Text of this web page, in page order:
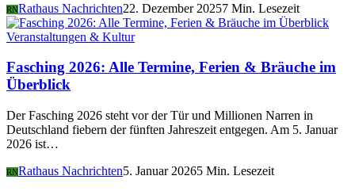
RNRathaus Nachrichten22. Dezember 20257 Min. Lesezeit
Veranstaltungen & Kultur
Fasching 2026: Alle Termine, Ferien & Bräuche im
Überblick
Der Fasching 2026 steht vor der Tür und Millionen Narren in
Deutschland fiebern der fünften Jahreszeit entgegen. Am 5. Januar
2026 ist…
RNRathaus Nachrichten5. Januar 20265 Min. Lesezeit